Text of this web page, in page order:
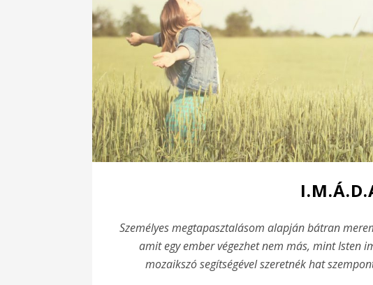
Személyes megtapasztalásom alapján bátran
amit egy ember végezhet nem más, mint Isten
mozaikszó segítségével szeretnék hat